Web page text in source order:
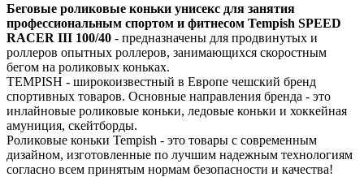
Беговые роликовые коньки унисекс для занятия
профессиональным спортом и фитнесом Tempish SPEED
RACER III 100/40 - предназначены для продвинутых и
роллеров опытных роллеров, занимающихся скоростным
бегом на роликовых коньках.
TEMPISH - широкоизвестный в Европе чешский бренд
спортивных товаров. Основные направления бренда - это
инлайновые роликовые коньки, ледовые коньки и хоккейная
амуниция, скейтборды.
Роликовые коньки Tempish - это товары с современным
дизайном, изготовленные по лучшим надежным технологиям
согласно всем принятым нормам безопасности и качества!